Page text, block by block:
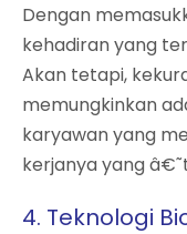
Dengan
kehadiran yang
Akan tetapi,
memungkinkan
karyawan yang
kerjanya yang
4. Teknologi